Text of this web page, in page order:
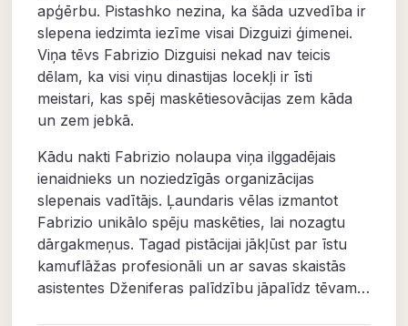
apģērbu. Pistashko nezina, ka šāda uzvedība ir
slepena iedzimta iezīme visai Dizguizi ģimenei.
Viņa tēvs Fabrizio Dizguisi nekad nav teicis
dēlam, ka visi viņu dinastijas locekļi ir īsti
meistari, kas spēj maskētiesovācijas zem kāda
un zem jebkā.
Kādu nakti Fabrizio nolaupa viņa ilggadējais
ienaidnieks un noziedzīgās organizācijas
slepenais vadītājs. Ļaundaris vēlas izmantot
Fabrizio unikālo spēju maskēties, lai nozagtu
dārgakmeņus. Tagad pistācijai jākļūst par īstu
kamuflāžas profesionāli un ar savas skaistās
asistentes Dženiferas palīdzību jāpalīdz tēvam…